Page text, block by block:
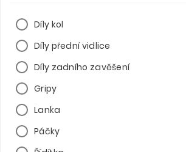
Díly kol
Díly přední vidlice
Díly zadního zavěšení
Gripy
Lanka
Páčky